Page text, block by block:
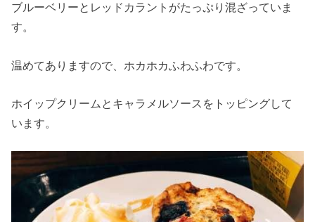
ブルーベリーとレッドカラントがたっぷり混ざっていま
す。
温めてありますので、ホカホカふわふわです。
ホイップクリームとキャラメルソースをトッピングして
います。